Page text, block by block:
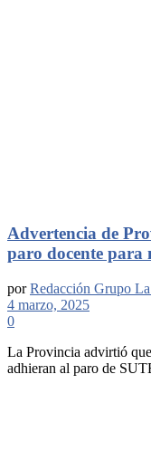
Advertencia de
paro docente para
por Redacción Grupo
4 marzo, 2025
0
La Provincia advirtió
adhieran al paro de